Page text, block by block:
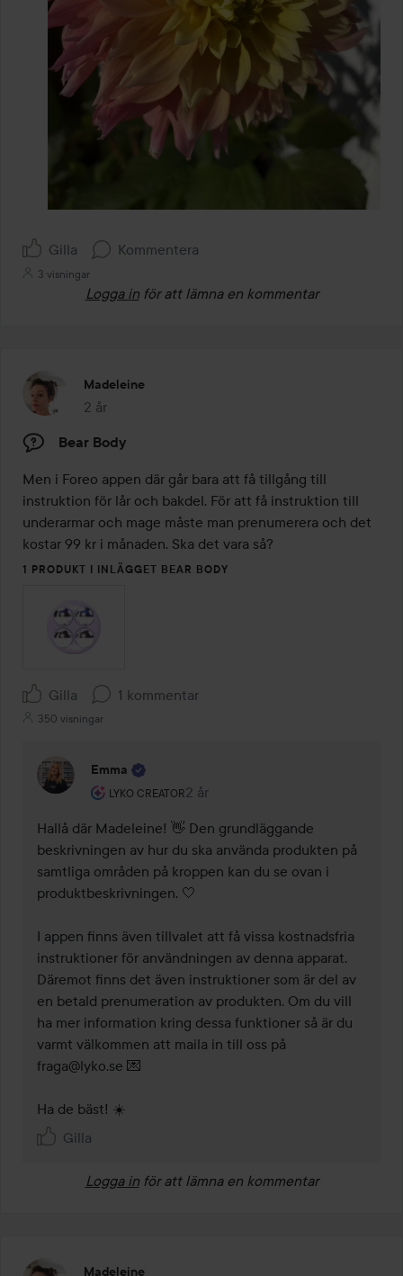
Gilla Kommentera
3 visningar
Logga in för att lämna en kommentar
Madeleine
2 år
Inlägget skapades 2 år
Bear Body
Men i Foreo appen där går bara att få tillgång till
instruktion för lår och bakdel. För att få instruktion till
underarmar och mage måste man prenumerera och det
kostar 99 kr i månaden. Ska det vara så?
1 PRODUKT I INLÄGGET BEAR BODY
Gilla 1 kommentar
350 visningar
Emma
LYKO CREATOR
Användarens roll: Lyko Creator.
2 år
Kommentaren lades 2 år
Hallå där Madeleine! 👋 Den grundläggande
beskrivningen av hur du ska använda produkten på
samtliga områden på kroppen kan du se ovan i
produktbeskrivningen. 🤍
I appen finns även tillvalet att få vissa kostnadsfria
instruktioner för användningen av denna apparat.
Däremot finns det även instruktioner som är del av
en betald prenumeration av produkten. Om du vill
ha mer information kring dessa funktioner så är du
varmt välkommen att maila in till oss på
fraga@lyko.se 💌
Ha de bäst! ☀️
Gilla
Logga in för att lämna en kommentar
Madeleine